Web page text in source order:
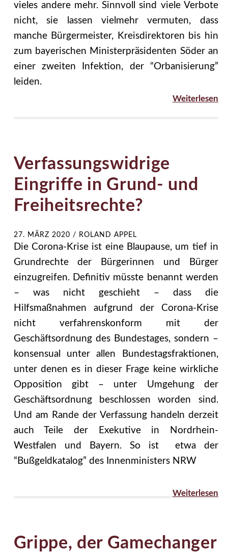
vieles andere mehr. Sinnvoll sind viele Verbote
nicht, sie lassen vielmehr vermuten, dass
manche Bürgermeister, Kreisdirektoren bis hin
zum bayerischen Ministerpräsidenten Söder an
einer zweiten Infektion, der “Orbanisierung”
leiden.
Weiterlesen
Verfassungswidrige
Eingriffe in Grund- und
Freiheitsrechte?
27. MÄRZ 2020 / ROLAND APPEL
Die Corona-Krise ist eine Blaupause, um tief in
Grundrechte der Bürgerinnen und Bürger
einzugreifen. Definitiv müsste benannt werden
– was nicht geschieht – dass die
Hilfsmaßnahmen aufgrund der Corona-Krise
nicht verfahrenskonform mit der
Geschäftsordnung des Bundestages, sondern –
konsensual unter allen Bundestagsfraktionen,
unter denen es in dieser Frage keine wirkliche
Opposition gibt – unter Umgehung der
Geschäftsordnung beschlossen worden sind.
Und am Rande der Verfassung handeln derzeit
auch Teile der Exekutive in Nordrhein-
Westfalen und Bayern. So ist etwa der
“Bußgeldkatalog” des Innenministers NRW
Weiterlesen
Grippe, der Gamechanger